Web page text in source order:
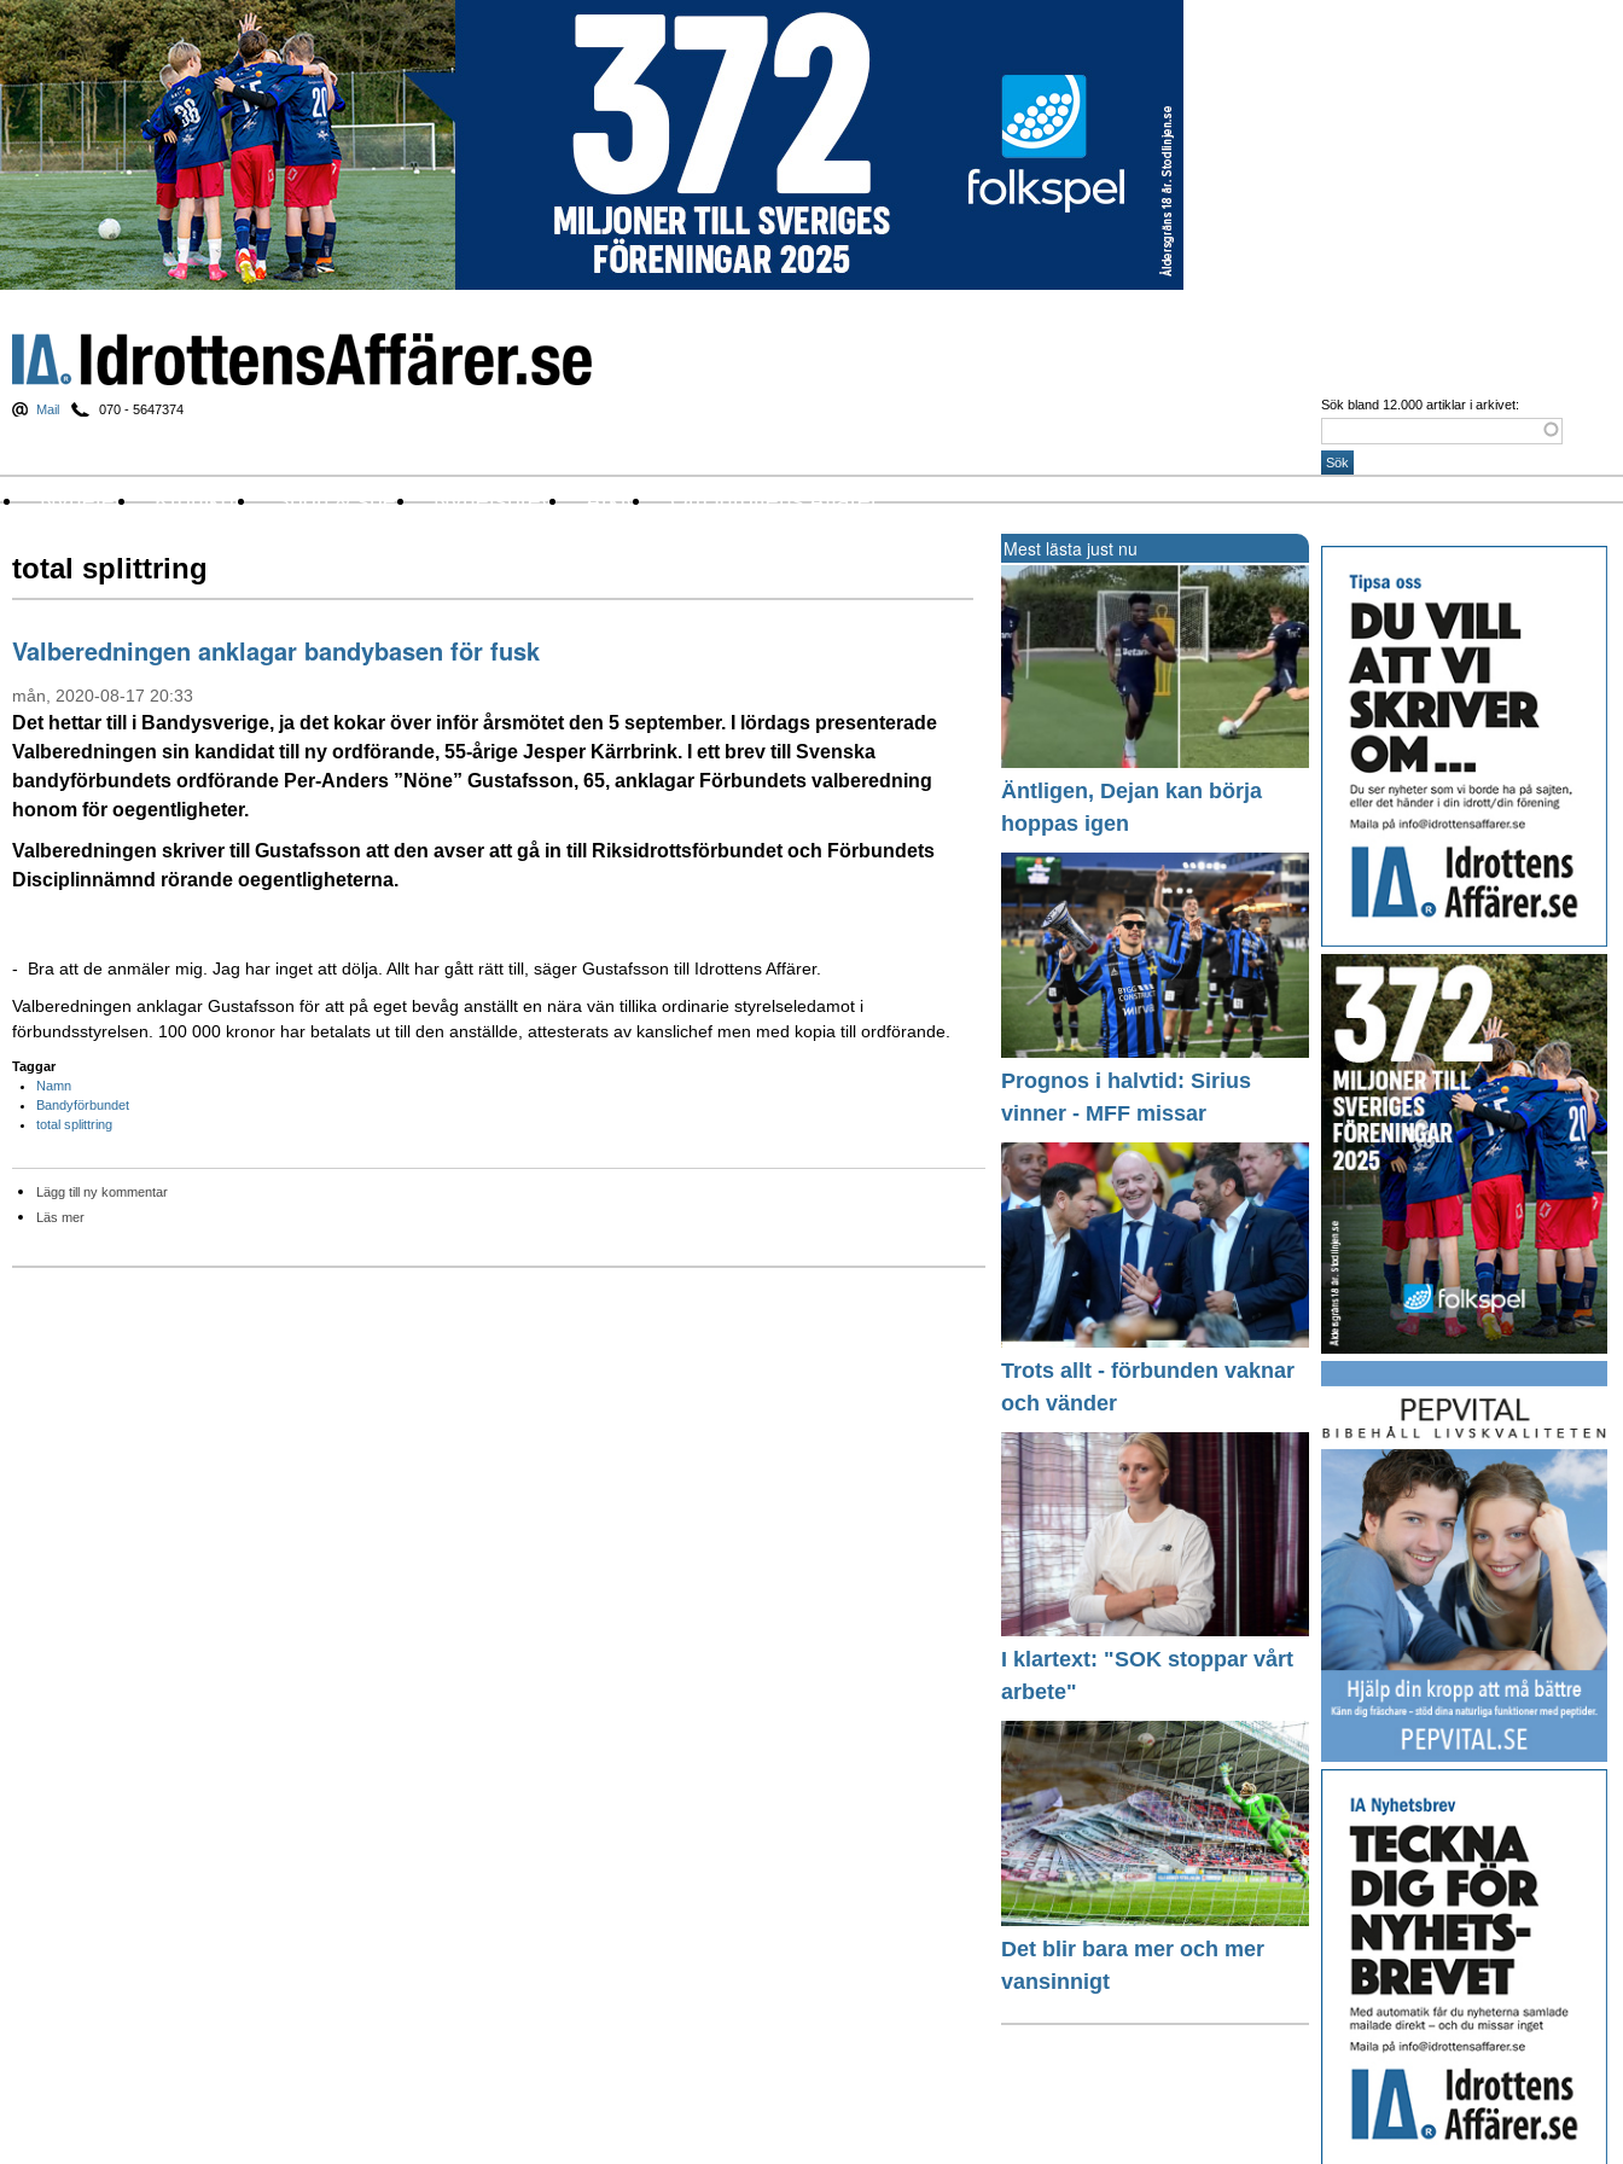
Mail 070 - 5647374 Sök bland 12.000 artiklar i arkivet:
Nyheter Krönikor Sport & spel Nyhetsbrev Arkiv Om Idrottens Affärer
total splittring
Valberedningen anklagar bandybasen för fusk
mån, 2020-08-17 20:33
Det hettar till i Bandysverige, ja det kokar över inför årsmötet den 5 september. I lördags presenterade
Valberedningen sin kandidat till ny ordförande, 55-årige Jesper Kärrbrink. I ett brev till Svenska
bandyförbundets ordförande Per-Anders ”Nöne” Gustafsson, 65, anklagar Förbundets valberedning
honom för oegentligheter.
Valberedningen skriver till Gustafsson att den avser att gå in till Riksidrottsförbundet och Förbundets
Disciplinnämnd rörande oegentligheterna.
- Bra att de anmäler mig. Jag har inget att dölja. Allt har gått rätt till, säger Gustafsson till Idrottens Affärer.
Valberedningen anklagar Gustafsson för att på eget bevåg anställt en nära vän tillika ordinarie styrelseledamot i
förbundsstyrelsen. 100 000 kronor har betalats ut till den anställde, attesterats av kanslichef men med kopia till ordförande.
Taggar
Namn
Bandyförbundet
total splittring
Lägg till ny kommentar
Läs mer
Mest lästa just nu
Äntligen, Dejan kan börja
hoppas igen
Prognos i halvtid: Sirius
vinner - MFF missar
Trots allt - förbunden vaknar
och vänder
I klartext: "SOK stoppar vårt
arbete"
Det blir bara mer och mer
vansinnigt